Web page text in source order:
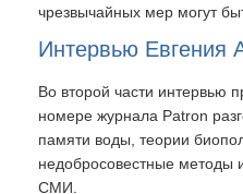
чрезвычайных мер могут
Интервью Евгения
Во второй части интервью
номере журнала Patron
памяти воды, теории
недобросовестные методы
СМИ.